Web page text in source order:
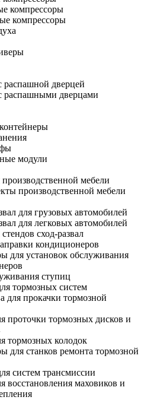
компрессоры
компрессоры
распашной дверцей
распашными дверцами
модули
мебели
производственной мебели
для грузовых автомобилей
для легковых автомобилей
сход-развал
кондиционеров
для установок обслуживания
ступиц
тормозных систем
для прокачки тормозной
проточки тормозных дисков и
тормозных колодок
для станков ремонта тормозной
систем трансмиссии
восстановления маховиков и